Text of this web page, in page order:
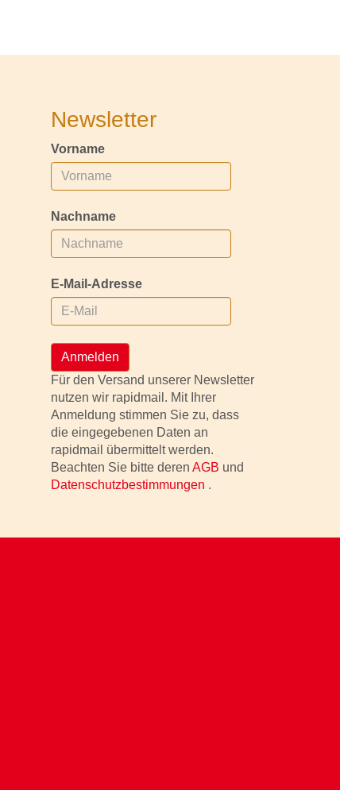
Newsletter
Vorname
Nachname
E-Mail-Adresse
Anmelden
Für den Versand unserer Newsletter
nutzen wir rapidmail. Mit Ihrer
Anmeldung stimmen Sie zu, dass
die eingegebenen Daten an
rapidmail übermittelt werden.
Beachten Sie bitte deren AGB und
Datenschutzbestimmungen .